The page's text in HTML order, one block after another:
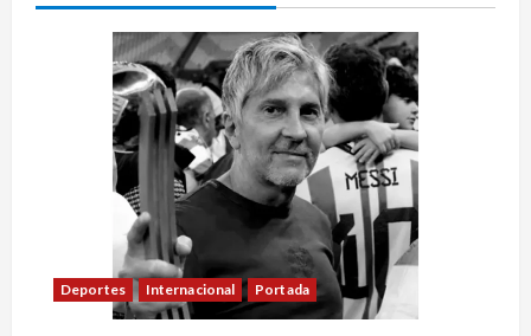
Deportes Internacional Portada